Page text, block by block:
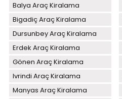
Balya Araç Kiralama
Bigadiç Araç Kiralama
Dursunbey Araç Kiralama
Erdek Araç Kiralama
Gönen Araç Kiralama
Ivrindi Araç Kiralama
Manyas Araç Kiralama